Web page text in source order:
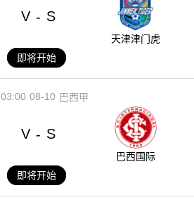
V - S
天津津门虎
即将开始
08-10
03:00 巴西甲
V - S
巴西国际
即将开始